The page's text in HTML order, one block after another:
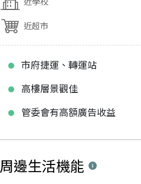
近超市
市府捷運、轉運站
高樓層景觀佳
管委會有高額廣告收益
周邊生活機能